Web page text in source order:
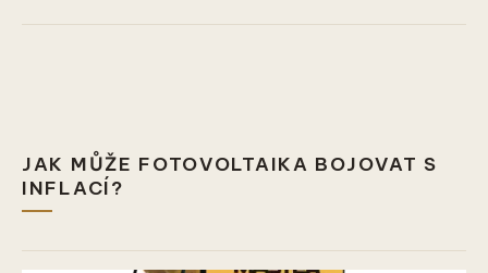
JAK MŮŽE FOTOVOLTAIKA BOJOVAT S
INFLACÍ?